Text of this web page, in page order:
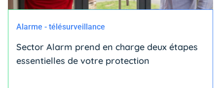
Alarme - télésurveillance
Sector Alarm prend en charge deux étapes
essentielles de votre protection